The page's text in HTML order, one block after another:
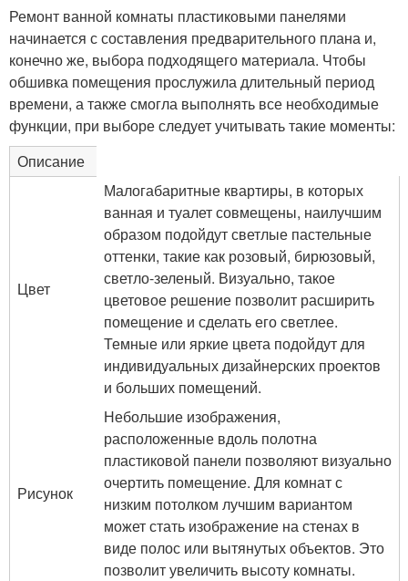
Ремонт ванной комнаты пластиковыми панелями
начинается с составления предварительного плана и,
конечно же, выбора подходящего материала. Чтобы
обшивка помещения прослужила длительный период
времени, а также смогла выполнять все необходимые
функции, при выборе следует учитывать такие моменты:
Описание
Цвет
Малогабаритные квартиры, в которых
ванная и туалет совмещены, наилучшим
образом подойдут светлые пастельные
оттенки, такие как розовый, бирюзовый,
светло-зеленый. Визуально, такое
цветовое решение позволит расширить
помещение и сделать его светлее.
Темные или яркие цвета подойдут для
индивидуальных дизайнерских проектов
и больших помещений.
Рисунок
Небольшие изображения,
расположенные вдоль полотна
пластиковой панели позволяют визуально
очертить помещение. Для комнат с
низким потолком лучшим вариантом
может стать изображение на стенах в
виде полос или вытянутых объектов. Это
позволит увеличить высоту комнаты.